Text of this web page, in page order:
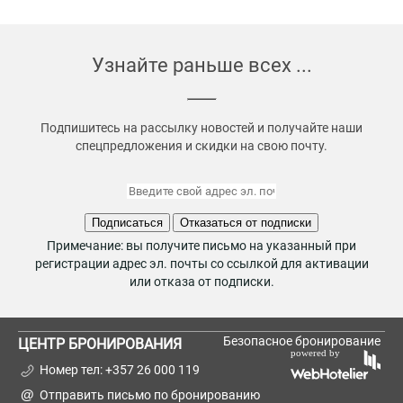
Узнайте раньше всех ...
Подпишитесь на рассылку новостей и получайте наши
спецпредложения и скидки на свою почту.
Подписаться Отказаться от подписки
Примечание: вы получите письмо на указанный при
регистрации адрес эл. почты со ссылкой для активации
или отказа от подписки.
ЦЕНТР БРОНИРОВАНИЯ
Номер тел:+357 26 000 119
Отправить письмо по бронированию
Безопасное бронирование